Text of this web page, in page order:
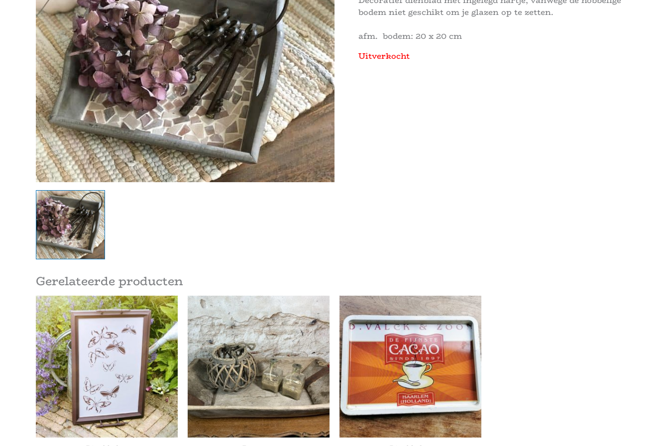
bodem niet geschikt om je glazen op te zetten.
afm. bodem: 20 x 20 cm
Uitverkocht
Gerelateerde producten